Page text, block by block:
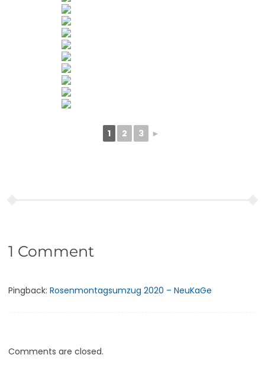
1 2 3 ►
1 Comment
Pingback: Rosenmontagsumzug 2020 – NeuKaGe
Comments are closed.